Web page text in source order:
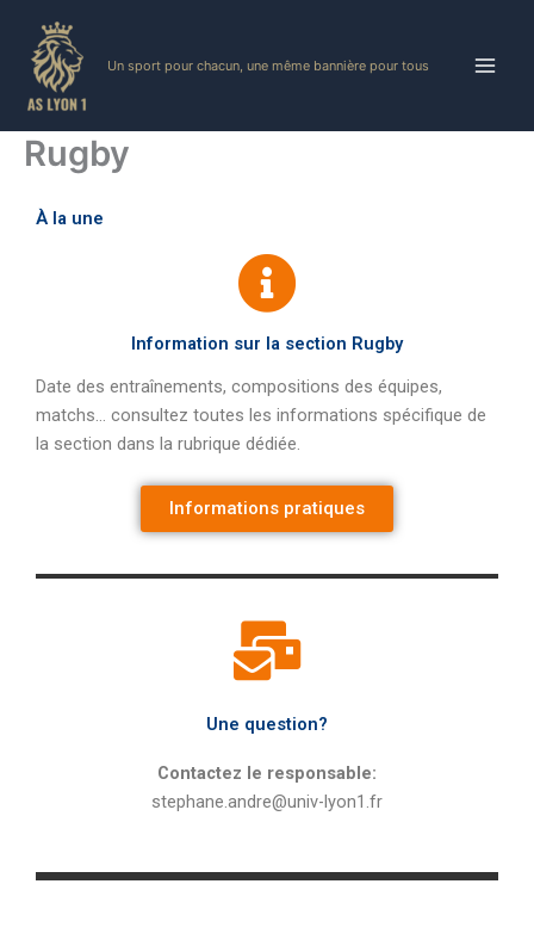
content
Un sport pour chacun, une même bannière pour tous
Rugby
À la une
Information sur la section Rugby
Date des entraînements, compositions des équipes,
matchs… consultez toutes les informations spécifique de
la section dans la rubrique dédiée.
Informations pratiques
Une question?
Contactez le responsable:
stephane.andre@univ-lyon1.fr